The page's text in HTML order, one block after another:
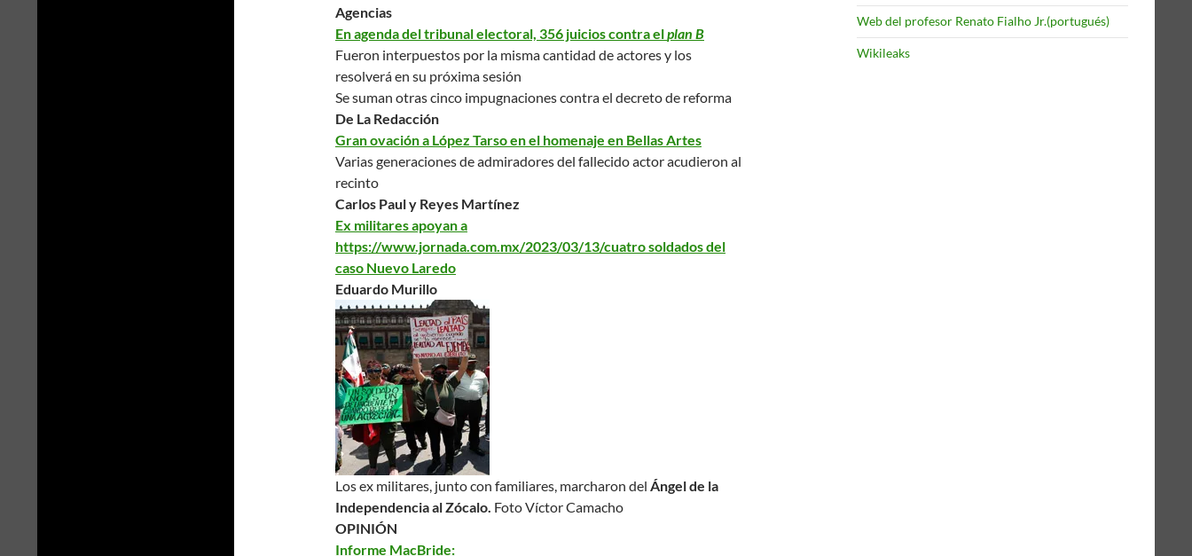
Agencias
En agenda del tribunal electoral, 356 juicios contra elplan B
Fueron interpuestos por la misma cantidad de actores y los
resolverá en su próxima sesión
Se suman otras cinco impugnaciones contra el decreto de reforma
De La Redacción
Gran ovación a López Tarso en el homenaje en Bellas Artes
Varias generaciones de admiradores del fallecido actor acudieron al
recinto
Carlos Paul y Reyes Martínez
Ex militares apoyan a
https://www.jornada.com.mx/2023/03/13/cuatro soldados del
caso Nuevo Laredo
Eduardo Murillo
Los ex militares, junto con familiares, marcharon del Ángel de la
Independencia al Zócalo. Foto Víctor Camacho
OPINIÓN
Informe MacBride:
Web del profesor Renato Fialho Jr.(portugués)
Wikileaks